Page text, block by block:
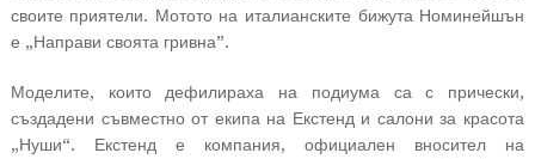
своите приятели. Мотото на италианските бижута Номинейшън
е „Направи своята гривна”.
Моделите, които дефилираха на подиума са с прически,
създадени съвместно от екипа на Екстенд и салони за красота
„Нуши“. Екстенд е компания, официален вносител на